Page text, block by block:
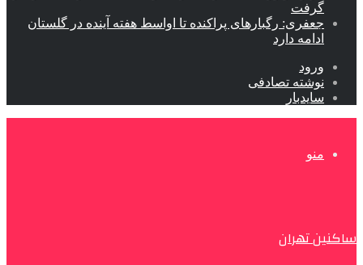
گرفت
جعفری: رگبارهای پراکنده تا اواسط هفته آینده در گلستان
ادامه دارد
ورود
نوشته تصادفی
سایدبار
منو
ساکنین تهران